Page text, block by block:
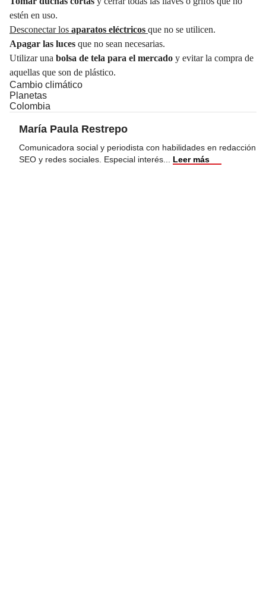
estén en uso.
Desconectar los aparatos eléctricos que no se utilicen.
Apagar las luces que no sean necesarias.
Utilizar una bolsa de tela para el mercado y evitar la compra de
aquellas que son de plástico.
Cambio climático
Planetas
Colombia
María Paula Restrepo
Comunicadora social y periodista con habilidades en redacción
SEO y redes sociales. Especial interés
Leer más